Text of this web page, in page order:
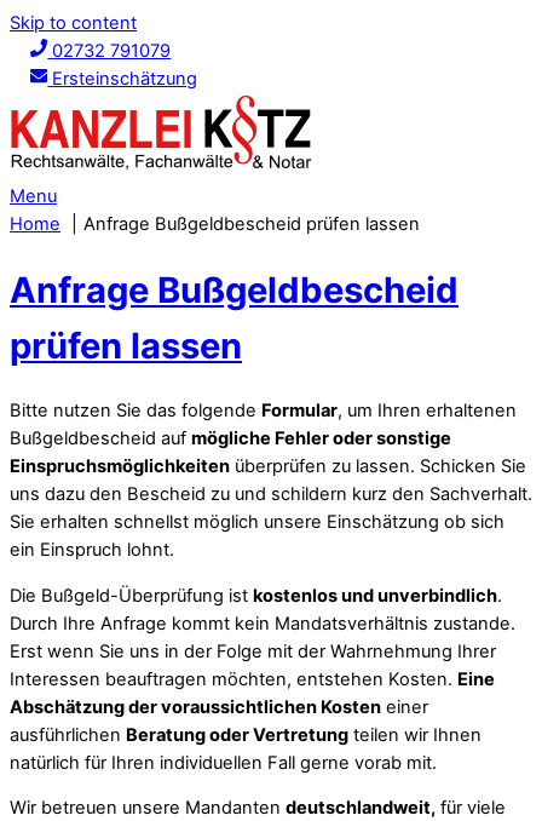
Skip to content
02732 791079
Ersteinschätzung
Menu
Home
Anfrage Bußgeldbescheid prüfen lassen
Anfrage Bußgeldbescheid
prüfen lassen
Bitte nutzen Sie das folgende Formular, um Ihren erhaltenen
Bußgeldbescheid auf mögliche Fehler oder sonstige
Einspruchsmöglichkeiten überprüfen zu lassen. Schicken Sie
uns dazu den Bescheid zu und schildern kurz den Sachverhalt.
Sie erhalten schnellst möglich unsere Einschätzung ob sich
ein Einspruch lohnt.
Die Bußgeld-Überprüfung ist kostenlos und unverbindlich.
Durch Ihre Anfrage kommt kein Mandatsverhältnis zustande.
Erst wenn Sie uns in der Folge mit der Wahrnehmung Ihrer
Interessen beauftragen möchten, entstehen Kosten. Eine
Abschätzung der voraussichtlichen Kosten einer
ausführlichen Beratung oder Vertretung teilen wir Ihnen
natürlich für Ihren individuellen Fall gerne vorab mit.
Wir betreuen unsere Mandanten deutschlandweit, für viele